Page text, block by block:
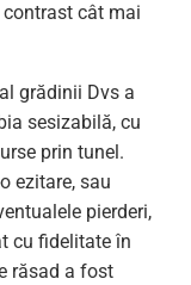
cât mai
grădinii Dvs a
sesizabilă, cu
prin tunel.
ezitare, sau
pierderi,
cu fidelitate în
răsad a fost